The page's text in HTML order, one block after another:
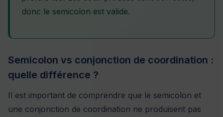
donc le semicolon est valide.
Semicolon vs conjonction de coordination :
quelle différence ?
Il est important de comprendre que le semicolon et
une conjonction de coordination ne produisent pas